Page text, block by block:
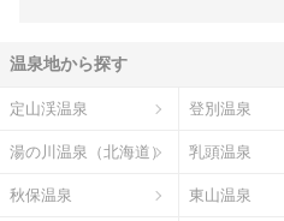
温泉地から探す
定山渓温泉 登別温泉
湯の川温泉（北海道） 乳頭温泉
秋保温泉 東山温泉